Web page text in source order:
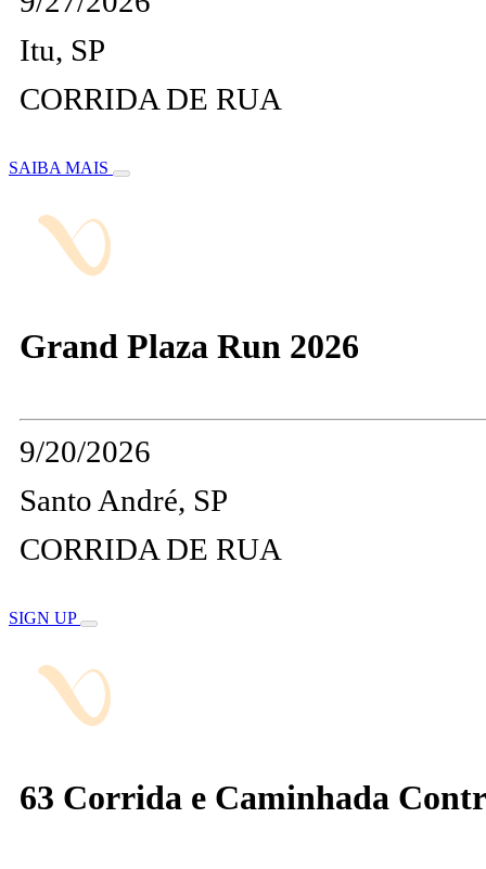
Itu, SP
CORRIDA DE RUA
SAIBA MAIS
Grand Plaza Run 2026
9/20/2026
Santo André, SP
CORRIDA DE RUA
SIGN UP
63 Corrida e Caminhada